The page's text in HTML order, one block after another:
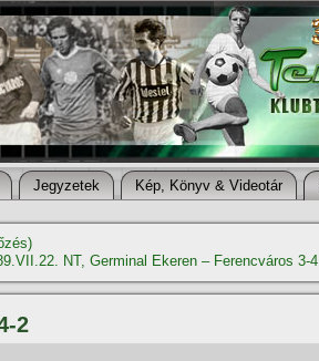
Jegyzetek Kép, Könyv & Videotár
NT, Germinal Ekeren – Ferencváros 3-4
2